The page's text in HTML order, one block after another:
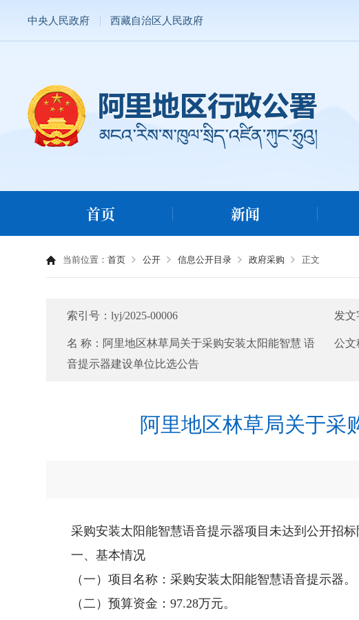
中央人民政府 西藏自治区人民政府
首页 新闻
当前位置：首页 公开 信息公开目录 政府采购 正文
索引号：lyj/2025-00006 发文
名 称： 阿里地区林草局关于采购安装太阳能智慧 语
音提示器建设单位比选公告
公文
阿里地区林草局关于采
采购安装太阳能智慧语音提示器项目未达到公开招
一、基本情况
（一）项目名称：采购安装太阳能智慧语音提示器。
（二）预算资金：97.28万元。